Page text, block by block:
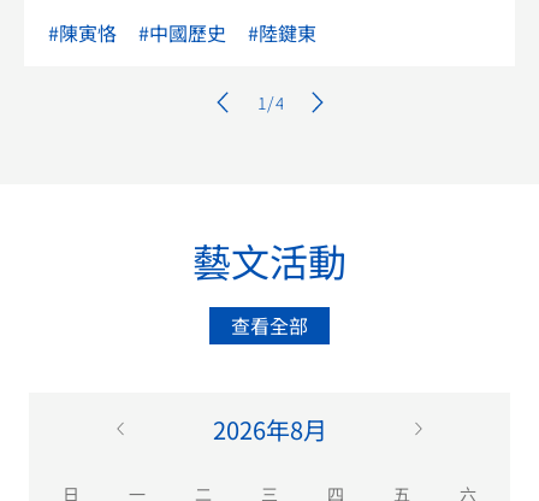
直至1969年辭世。他居住多年的「麻金墨屋一號」
作「陳寅恪故居」，靜立於康樂園中。 近日，編輯
三十年過去了，書中叩問的主題，依然映照著當下知
識分子的關切。香港三聯書店於二〇二五年底推出的
三十周年紀念版，以二〇一三年的修訂版為基礎，增
補前言，並採用布面精裝，帶讀者回顧晚年陳寅恪的
國與個人的撕扯，無數讀書人在浪潮中顛簸沉浮，而
他，仿佛是茫茫黑夜中燃著的那一盞孤燈。行走在陳
#陳寅恪 #中國歷史 #陸鍵東
1 /4
藝文活動
查看全部
2026年8月
日 一 二 三 四 五 六